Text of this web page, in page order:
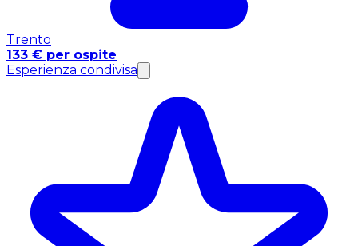
Trento
133 € per ospite
Esperienza condivisa